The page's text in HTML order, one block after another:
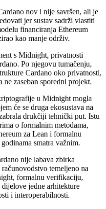
nov i nije savršen, ali je
jer sustav sadrži vlastiti
financiranja Ethereum
kao manje održiv.
s Midnight, privatnosti
Po njegovu tumačenju,
Cardano oko privatnosti,
ne zaseban sporedni projekt.
u Midnight mogla
će se druga ekosustava na
drukčiji tehnički put. Istu
o formalnim metodama,
za Lean i formalnu
smatra važnim.
nije labava zbirka
temeljeno na
formalnu verifikaciju,
jedne arhitekture
i interoperabilnosti.